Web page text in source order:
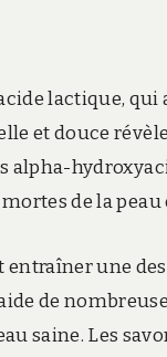
lactique,
et douce
alpha-
de la peau
entraîner une
de
saine. Les